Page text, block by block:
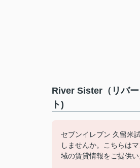
River Sister（リバ
ト)
セブンイレブン 久留米
しませんか。こちらは
域の賃貸情報をご提供